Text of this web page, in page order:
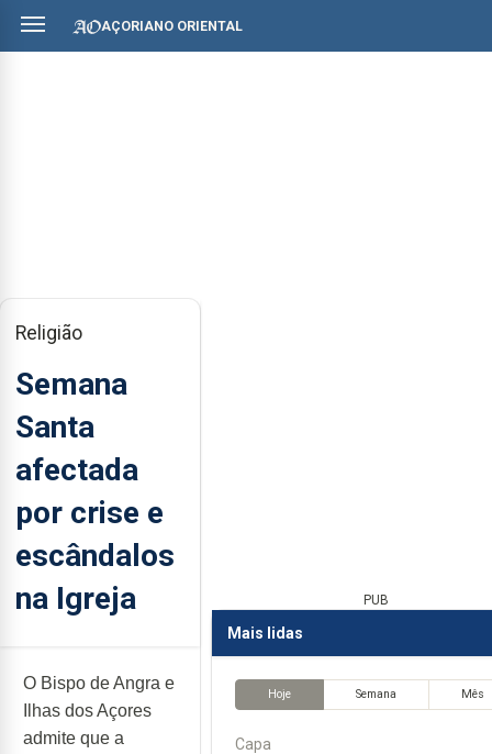
AÇORIANO ORIENTAL
Religião
Semana
Santa
afectada
por crise e
escândalos
na Igreja
O Bispo de Angra e
Ilhas dos Açores
admite que a
PUB
Mais lidas
Hoje Semana Mês
Capa